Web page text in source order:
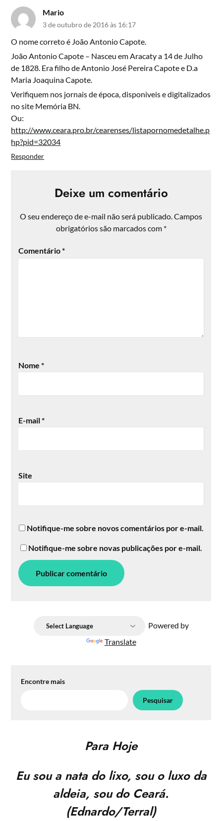
Mario
3 de outubro de 2016 às 16:17
O nome correto é João Antonio Capote.
João Antonio Capote – Nasceu em Aracaty a 14 de Julho
de 1828. Era filho de Antonio José Pereira Capote e D.a
Maria Joaquina Capote.
Verifiquem nos jornais de época, disponiveis e digitalizados
no site Memória BN.
Ou:
http://www.ceara.pro.br/cearenses/listapornomedetalhe.p
hp?pid=32034
Responder
Deixe um comentário
O seu endereço de e-mail não será publicado.Campos
obrigatórios são marcados com *
Comentário*
Nome*
E-mail*
Site
Notifique-me sobre novos comentários por e-mail.
Notifique-me sobre novas publicações por e-mail.
Powered by
Translate
Encontre mais
Pesquisar
Para Hoje
Eu sou a nata do lixo, sou o luxo da
aldeia, sou do Ceará.
(Ednardo/Terral)